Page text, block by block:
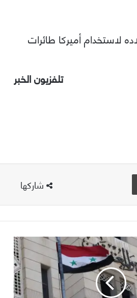
لاستخدام أميركا طائرات
تلفزيون الخبر
شاركها
طباعة